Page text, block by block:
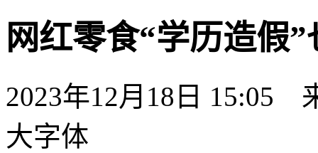
网红零食“学历造假
2023年12月18日 15:05
大字体